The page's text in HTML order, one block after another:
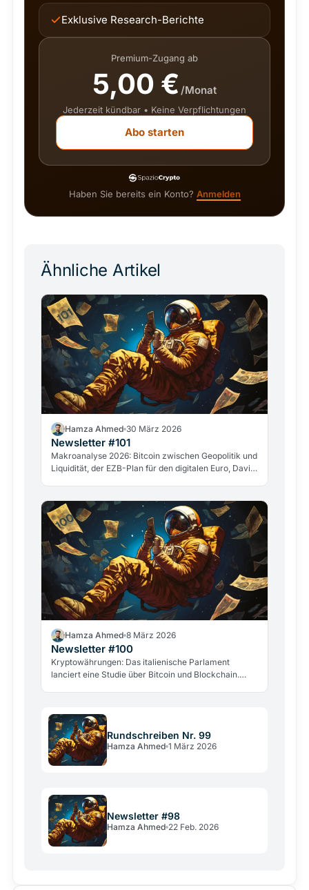
Exklusive Research-Berichte
Premium-Zugang ab
5,00 € /Monat
Jederzeit kündbar • Keine Verpflichtungen
Abo starten
Haben Sie bereits ein Konto? Anmelden
Ähnliche Artikel
Hamza Ahmed 30 März 2026
Newsletter #101
Makroanalyse 2026: Bitcoin zwischen Geopolitik und
Liquidität, der EZB-Plan für den digitalen Euro, David
Hamza Ahmed 8 März 2026
Newsletter #100
Kryptowährungen: Das italienische Parlament
lanciert eine Studie über Bitcoin und Blockchain.
Rundschreiben Nr. 99
Hamza Ahmed 1 März 2026
Newsletter #98
Hamza Ahmed 22 Feb. 2026